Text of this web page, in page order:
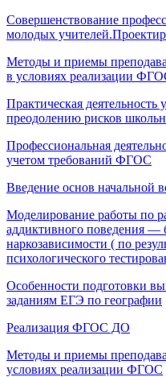
Совершенствование
молодых
Методы и приемы
в условиях реализации
Практическая деятельность
преодолению рисков
Профессиональная
учетом требований ФГОС
Введение основ начальной
Моделирование работы по
аддиктивного поведения —
наркозависимости ( по
психологического
Особенности подготовки
заданиям ЕГЭ по географии
Реализация ФГОС ДО
Методы и приемы
условиях реализации ФГОС